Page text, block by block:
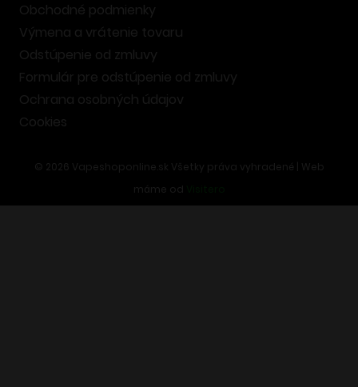
Obchodné podmienky
Výmena a vrátenie tovaru
Odstúpenie od zmluvy
Formulár pre odstúpenie od zmluvy
Ochrana osobných údajov
Cookies
© 2026
Vapeshoponline.sk Všetky práva vyhradené | Web
máme od